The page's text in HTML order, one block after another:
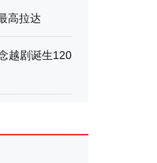
高拉达
越剧诞生120